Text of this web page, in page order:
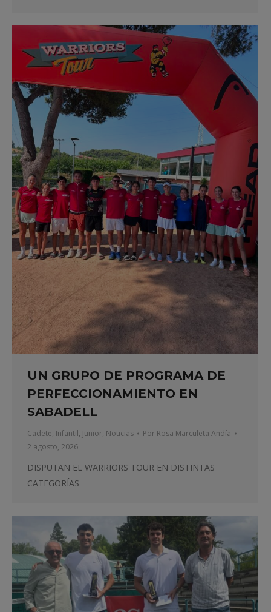
UN GRUPO DE PROGRAMA DE
PERFECCIONAMIENTO EN
SABADELL
Cadete, Infantil, Junior, Noticias Por Rosa Marculeta Andía
2 agosto, 2026
DISPUTAN EL WARRIORS TOUR EN DISTINTAS
CATEGORÍAS